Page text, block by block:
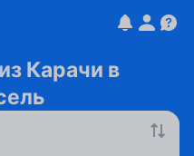
Карачи в